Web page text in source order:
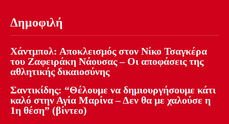
Δημοφιλή
Χάντμπολ: Αποκλεισμός στον Νίκο Τσαγκέρα
του Ζαφειράκη Νάουσας – Οι αποφάσεις της
αθλητικής δικαιοσύνης
Σαντικίδης: “Θέλουμε να δημιουργήσουμε κάτι
καλό στην Αγία Μαρίνα – Δεν θα με χαλούσε η
1η θέση” (βίντεο)